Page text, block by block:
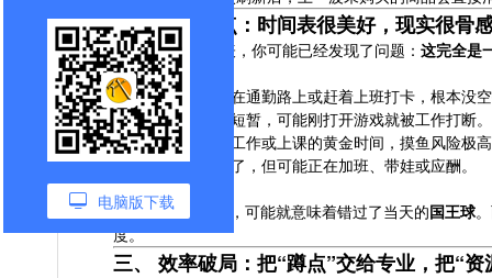
二、 现实痛点：时间表很美好，现实很骨
看完上面的时间表，你可能已经发现了问题： 这完全是
时间冲突：
08:00：你可能正在通勤路上或赶着上班打卡，根本没空
12:00：午休时间短暂，可能刚打开游戏就被工作打断。
16:00：下午正是工作或上课的黄金时间，摸鱼风险极高
20:00：虽然下班了，但可能正在加班、带娃或应酬。
机会成本：
错过08:00的刷新，可能就意味着错过了当天的国王球
度。
三、 效率破局：把“蹲点”交给专业，把“资
电脑版下载